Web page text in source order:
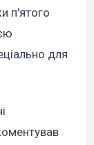
п'ятого
для